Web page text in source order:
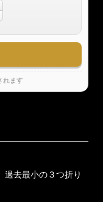
れます
過去最小の３つ折り